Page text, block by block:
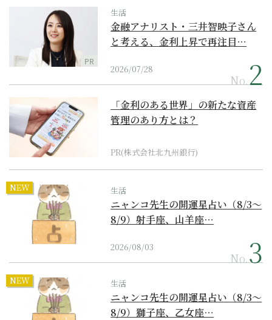
PR
生活
金融アナリスト・三井智映子さん
と考える、金利上昇で再注目…
2026/07/28
No.
「金利のある世界」の新たな資産
管理のあり方とは？
PR(株式会社北九州銀行)
NEW 生活
ニャンコ先生の開運星占い（8/3～
8/9）射手座、山羊座…
2026/08/03
No.
NEW 生活
ニャンコ先生の開運星占い（8/3～
8/9）獅子座、乙女座…